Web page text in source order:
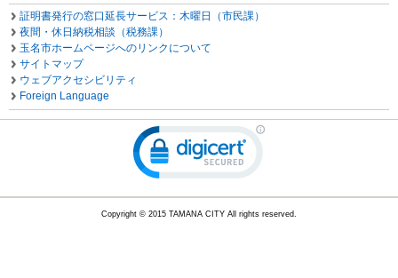
証明書発行の窓口延長サービス：木曜日（市民課）
夜間・休日納税相談（税務課）
玉名市ホームページへのリンクについて
サイトマップ
ウェブアクセシビリティ
Foreign Language
Copyright © 2015 TAMANA CITY All rights reserved.